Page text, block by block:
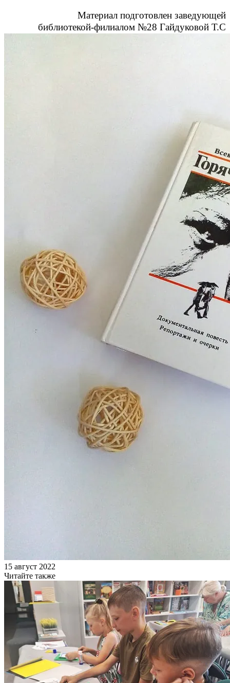
Материал подготовлен заведующей
библиотекой-филиалом №28 Гайдуковой Т.С
15 август 2022
Читайте также